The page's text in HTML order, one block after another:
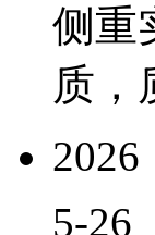
侧重
质，
2026
5-26